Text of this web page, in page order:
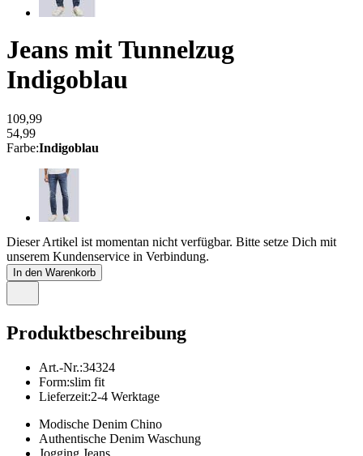
Jeans mit Tunnelzug
Indigoblau
109,99
54,99
Farbe:Indigoblau
Dieser Artikel ist momentan nicht verfügbar. Bitte setze Dich mit
unserem Kundenservice in Verbindung.
In den Warenkorb
Produktbeschreibung
Art.-Nr.:34324
Form:slim fit
Lieferzeit:2-4 Werktage
Modische Denim Chino
Authentische Denim Waschung
Jogging Jeans